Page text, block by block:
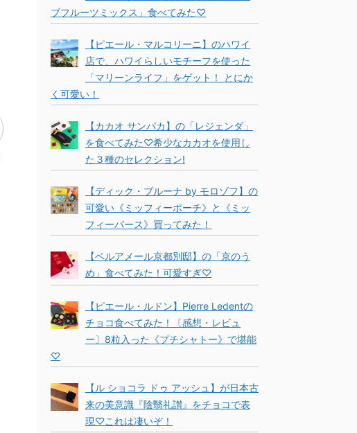
ブフルーツミックス」食べてみた♡
【ピエール・マルコリーニ】のハワイ
店で、ハワイらしいモチーフを使った
「マリーンライフ」をゲット！ とにか
く可愛い！
【カカオ サンパカ】の「レジェンダ」
を食べてみた♡希少なカカオを使用し
た３種のセレクション!
【ディック・ブルーナ by モロゾフ】の
可愛い《ミッフィーポーチ》と《ミッ
フィーパース》買ってみた！
【ベルアメール京都別邸】の「京のう
め」食べてみた！可愛すぎ♡
【ピエール・ルドン】Pierre Ledentの
チョコ食べてみた！〔感想・レビュ
ー〕8粒入った《プチシャトー》で堪能
♡
【ル ショコラ ドゥ アッシュ】が日本古
来の美意識『陰翳礼讃』をチョコで表
現♡これは凄いぞ！